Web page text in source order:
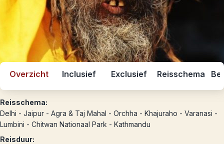
Overzicht Inclusief Exclusief Reisschema
Reisschema:
Delhi - Jaipur - Agra & Taj Mahal - Orchha - Khajuraho - Varanasi -
Lumbini - Chitwan Nationaal Park - Kathmandu
Reisduur: